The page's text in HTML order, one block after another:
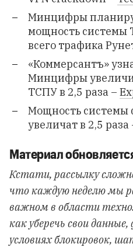
Минцифры
мощность системы
всего трафика
«Коммерсантъ»
Минцифры
ТСПУ в 2,5 раза –
Мощность системы
увеличат в 2,5 раза
Материал
Кстати, рассылку
что каждую неделю мы
важном в области
как уберечь свои
условиях блокировок,